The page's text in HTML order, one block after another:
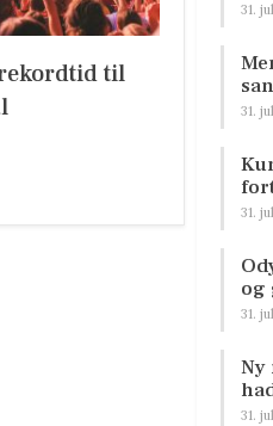
til
31.
31.
31.
og
31.
Ny
31.